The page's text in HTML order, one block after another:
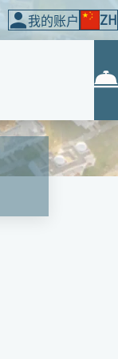
我的账户 ZH